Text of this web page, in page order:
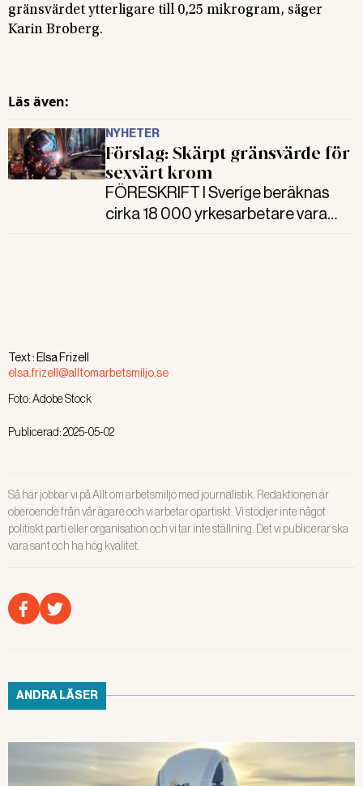
gränsvärdet ytterligare till 0,25 mikrogram, säger
Karin Broberg.
Läs även:
NYHETER
Förslag: Skärpt gränsvärde för
sexvärt krom
FÖRESKRIFT I Sverige beräknas
cirka 18 000 yrkesarbetare vara
Text : Elsa Frizell
elsa.frizell@alltomarbetsmiljo.se
Foto:Adobe Stock
Publicerad:2025-05-02
Så här jobbar vi på Allt om arbetsmiljö med journalistik. Redaktionen är
oberoende från vår ägare och vi arbetar opartiskt. Vi stödjer inte något
politiskt parti eller organisation och vi tar inte ställning. Det vi publicerar ska
vara sant och ha hög kvalitet.
ANDRA LÄSER